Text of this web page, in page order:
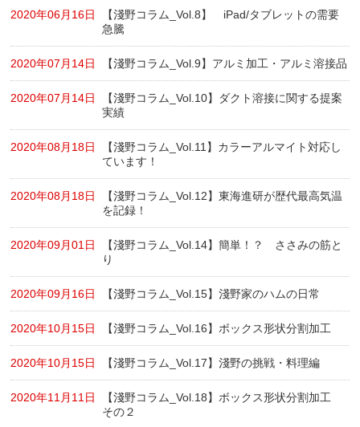
2020年06月16日
【淺野コラム_Vol.8】 iPad/タブレットの需要
急騰
2020年07月14日 【淺野コラム_Vol.9】アルミ加工・アルミ溶接品
2020年07月14日
【淺野コラム_Vol.10】ダクト溶接に関する提案
実績
2020年08月18日
【淺野コラム_Vol.11】カラーアルマイト対応し
ています！
2020年08月18日
【淺野コラム_Vol.12】東海進研が歴代最高気温
を記録！
2020年09月01日
【淺野コラム_Vol.14】簡単！？ ささみの筋と
り
2020年09月16日 【淺野コラム_Vol.15】淺野家のハムの日常
2020年10月15日 【淺野コラム_Vol.16】ボックス形状分割加工
2020年10月15日 【淺野コラム_Vol.17】淺野の挑戦・料理編
2020年11月11日
【淺野コラム_Vol.18】ボックス形状分割加工
その２